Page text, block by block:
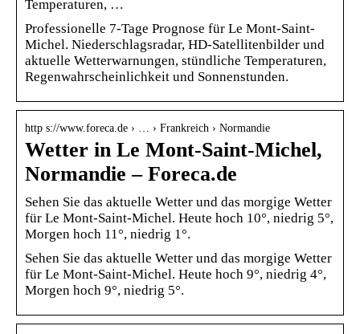
Temperaturen, …
Professionelle 7-Tage Prognose für Le Mont-Saint-
Michel. Niederschlagsradar, HD-Satellitenbilder und
aktuelle Wetterwarnungen, stündliche Temperaturen,
Regenwahrscheinlichkeit und Sonnenstunden.
http s://www.foreca.de › … › Frankreich › Normandie
Wetter in Le Mont-Saint-Michel,
Normandie – Foreca.de
Sehen Sie das aktuelle Wetter und das morgige Wetter
für Le Mont-Saint-Michel. Heute hoch 10°, niedrig 5°,
Morgen hoch 11°, niedrig 1°.
Sehen Sie das aktuelle Wetter und das morgige Wetter
für Le Mont-Saint-Michel. Heute hoch 9°, niedrig 4°,
Morgen hoch 9°, niedrig 5°.